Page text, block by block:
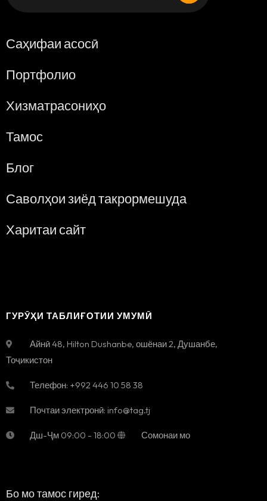
Саҳифаи асосӣ
Портфолио
Хизматрасониҳо
Тамос
Блог
Саволҳои зиёд такрормешуда
Харитаи сайт
Бо мо тамос гиред:
ГУРӮҲИ ТАБЛИҒОТИИ УМУМӢ
Айнӣ 48, Hilton Dushanbe, ошёнаи 2, Душанбе,
Тоҷикистон
Телефон: +992 446 10 58 38
Почтаи электронӣ: info@tag.tj
Дш-Ҷм 09:00 - 18:00 Сомонаи мо